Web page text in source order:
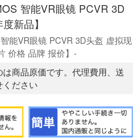
智能VR眼镜 PCVR 3D
新品】
能VR眼镜 PCVR 3D头盔 虚拟现
价格 品牌 报价】-
商品原価です。代理費用、送
ださい